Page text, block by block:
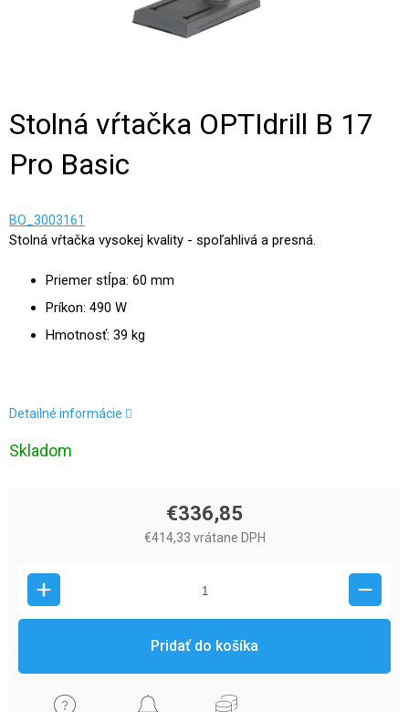
Stolná vŕtačka OPTIdrill B 17
Pro Basic
BO_3003161
Stolná vŕtačka vysokej kvality - spoľahlivá a presná.
Priemer stĺpa: 60 mm
Príkon: 490 W
Hmotnosť: 39 kg
Detailné informácie
Skladom
€336,85
€414,33 vrátane DPH
Pridať do košíka